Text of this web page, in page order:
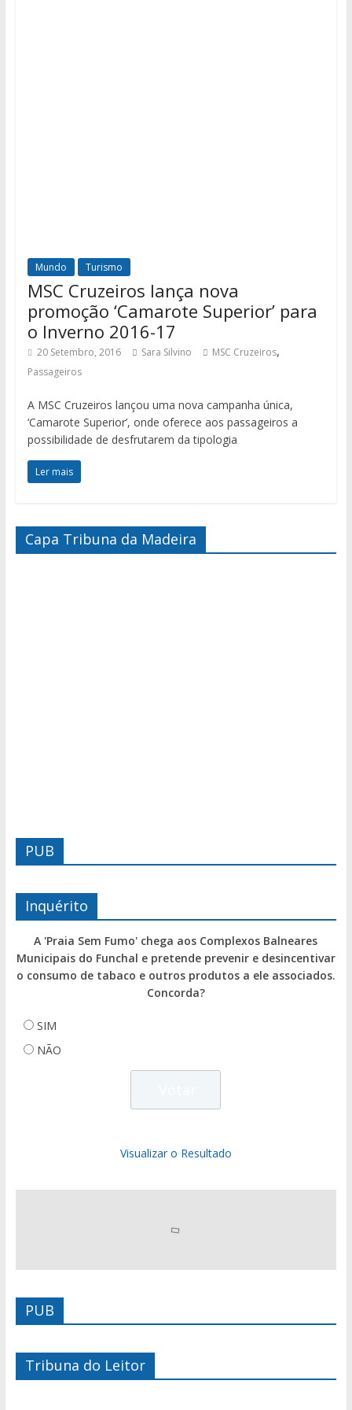
Mundo Turismo
MSC Cruzeiros lança nova
promoção ‘Camarote Superior’ para
o Inverno 2016-17
20 Setembro, 2016 Sara Silvino MSC Cruzeiros,
Passageiros
A MSC Cruzeiros lançou uma nova campanha única,
‘Camarote Superior’, onde oferece aos passageiros a
possibilidade de desfrutarem da tipologia
Ler mais
Capa Tribuna da Madeira
PUB
Inquérito
A 'Praia Sem Fumo' chega aos Complexos Balneares
Municipais do Funchal e pretende prevenir e desincentivar
o consumo de tabaco e outros produtos a ele associados.
Concorda?
SIM
NÃO
Visualizar o Resultado
PUB
Tribuna do Leitor